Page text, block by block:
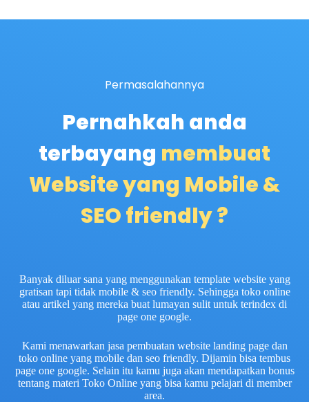
Permasalahannya
Pernahkah anda
terbayang membuat
Website yang Mobile &
SEO friendly ?
Banyak diluar sana yang menggunakan template website yang
gratisan tapi tidak mobile & seo friendly. Sehingga toko online
atau artikel yang mereka buat lumayan sulit untuk terindex di
page one google.
Kami menawarkan jasa pembuatan website landing page dan
toko online yang mobile dan seo friendly. Dijamin bisa tembus
page one google. Selain itu kamu juga akan mendapatkan bonus
tentang materi Toko Online yang bisa kamu pelajari di member
area.